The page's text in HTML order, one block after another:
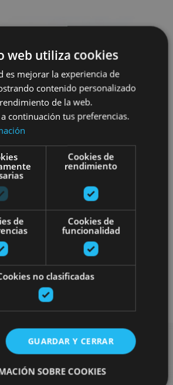
para todo el público
solo para turistas alojados
web utiliza cookies
es mejorar la experiencia de
contenido personalizado
de la web.
continuación tus preferencias.
Cookies de
rendimiento
de
Cookies de
funcionalidad
no clasificadas
GUARDAR Y CERRAR
SOBRE COOKIES